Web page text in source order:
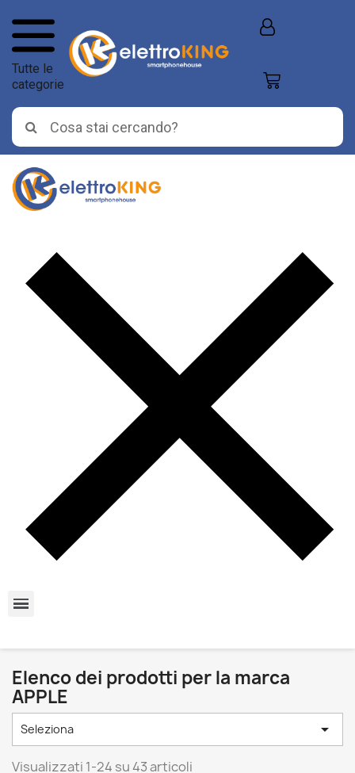
Tutte le
categorie
Elenco dei prodotti per la marca
APPLE
Seleziona 
Visualizzati 1-24 su 43 articoli